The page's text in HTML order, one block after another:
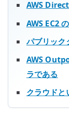
AWS
AWS EC2
パブリック
AWS
ラである
クラウドと